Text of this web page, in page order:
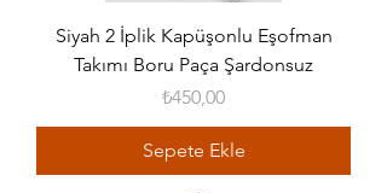
Siyah 2 İplik Kapüşonlu Eşofman
Takımı Boru Paça Şardonsuz
Fiyat
₺450,00
Sepete Ekle